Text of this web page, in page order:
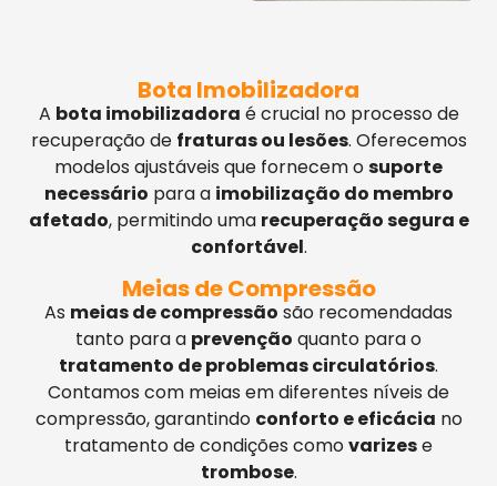
Bota Imobilizadora
A bota imobilizadora é crucial no processo de
recuperação de fraturas ou lesões. Oferecemos
modelos ajustáveis que fornecem osuporte
necessário para a imobilização do membro
afetado, permitindo uma recuperação segura e
confortável.
Meias de Compressão
As meias de compressão são recomendadas
tanto para a prevenção quanto para o
tratamento de problemas circulatórios.
Contamos com meias em diferentes níveis de
compressão, garantindo conforto e eficácia no
tratamento de condições comovarizese
trombose.